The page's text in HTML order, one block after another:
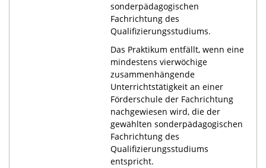
sonderpädagogischen
Fachrichtung des
Qualifizierungsstudiums.
Das Praktikum entfällt, wenn eine
mindestens vierwöchige
zusammenhängende
Unterrichtstätigkeit an einer
Förderschule der Fachrichtung
nachgewiesen wird, die der
gewählten sonderpädagogischen
Fachrichtung des
Qualifizierungsstudiums
entspricht.